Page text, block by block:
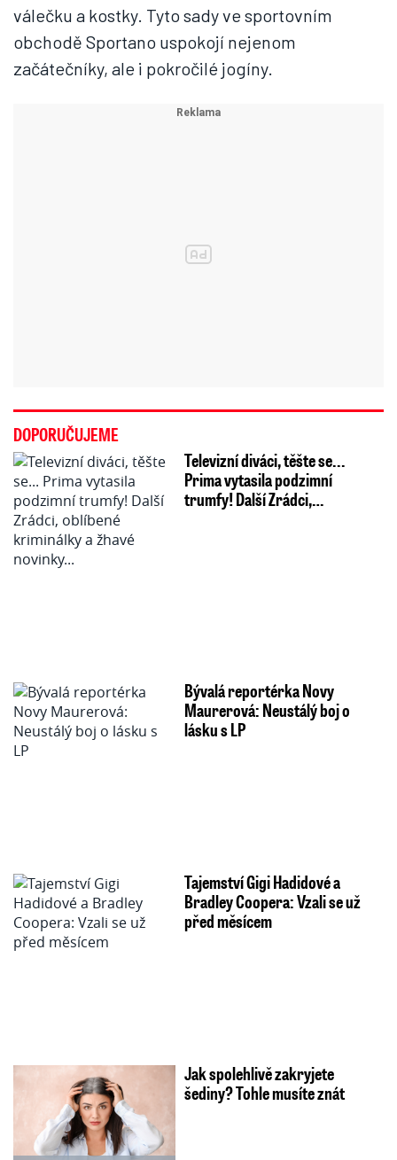
válečku a kostky. Tyto sady ve sportovním
obchodě Sportano uspokojí nejenom
začátečníky, ale i pokročilé jogíny.
DOPORUČUJEME
Televizní diváci, těšte se...
Prima vytasila podzimní
trumfy! Další Zrádci,…
Bývalá reportérka Novy
Maurerová: Neustálý boj o
lásku s LP
Tajemství Gigi Hadidové a
Bradley Coopera: Vzali se už
před měsícem
Jak spolehlivě zakryjete
šediny? Tohle musíte znát